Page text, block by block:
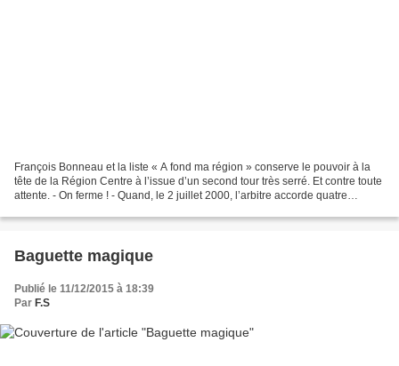
François Bonneau et la liste « A fond ma région » conserve le pouvoir à la
tête de la Région Centre à l’issue d’un second tour très serré. Et contre toute
attente. - On ferme ! - Quand, le 2 juillet 2000, l’arbitre accorde quatre
Baguette magique
Publié le 11/12/2015 à 18:39
Par F.S